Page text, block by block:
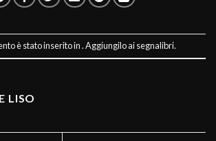
è stato inserito in . Aggiungilo aisegnalibri.
LISO